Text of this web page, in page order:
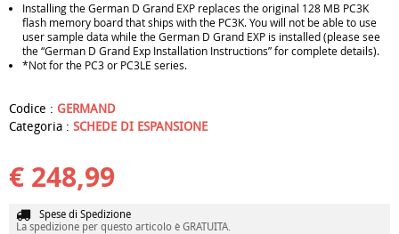
Installing the German D Grand EXP replaces the original 128 MB PC3K
flash memory board that ships with the PC3K. You will not be able to use
user sample data while the German D Grand EXP is installed (please see
the “German D Grand Exp Installation Instructions” for complete details).
*Not for the PC3 or PC3LE series.
Codice : GERMAND
Categoria : SCHEDE DI ESPANSIONE
€ 248,99
Spese di Spedizione
La spedizione per questo articolo è GRATUITA.